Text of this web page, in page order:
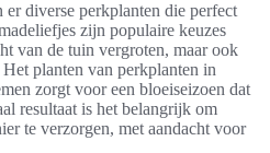
er diverse perkplanten die perfect
zijn populaire keuzes
van de tuin vergroten, maar ook
planten van perkplanten in
zorgt voor een bloeiseizoen dat
resultaat is het belangrijk om
te verzorgen, met aandacht voor